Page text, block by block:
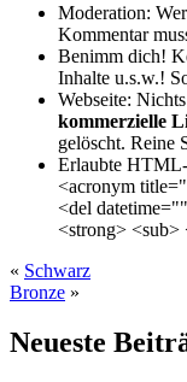
Moderation:
Kommentar
Benimm dich!
Inhalte u.s.w.!
Webseite:
kommerzielle
gelöscht. Reine
Erlaubte
<acronym
<del
<strong>
« Schwarz
Bronze »
Neueste